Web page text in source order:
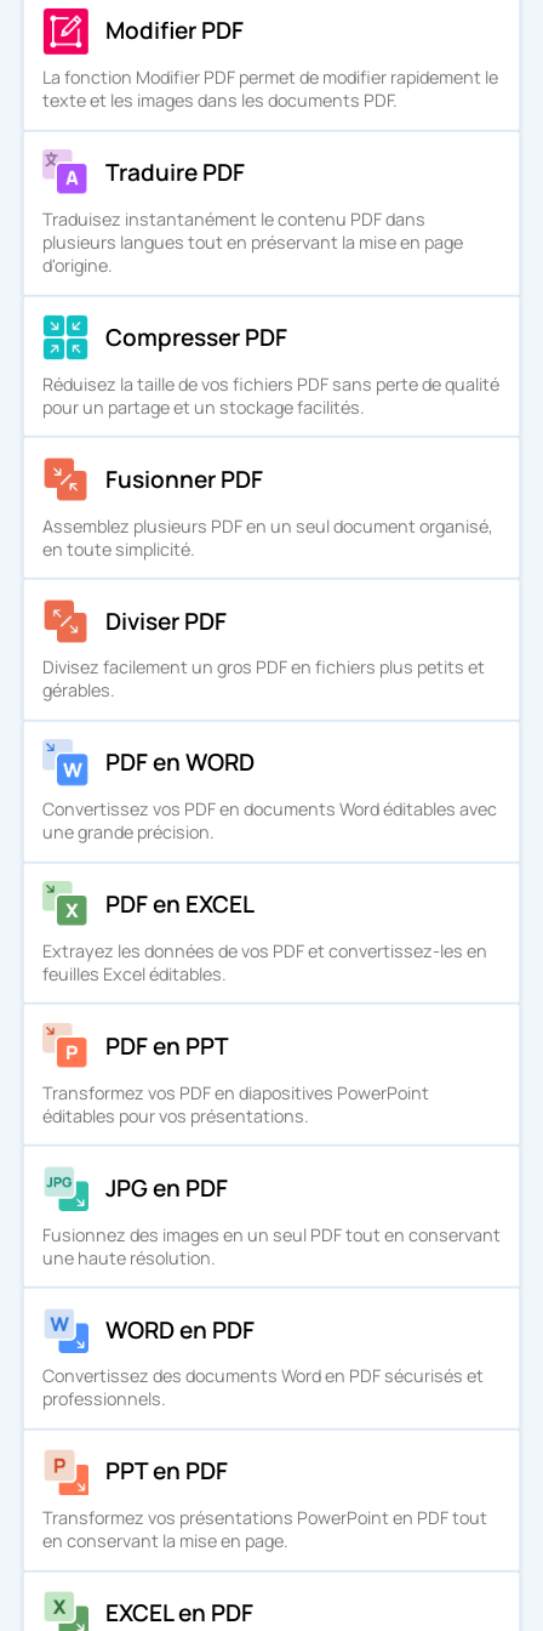
Modifier PDF
La fonction Modifier PDF permet de modifier rapidement le
texte et les images dans les documents PDF.
Traduire PDF
Traduisez instantanément le contenu PDF dans
plusieurs langues tout en préservant la mise en page
d'origine.
Compresser PDF
Réduisez la taille de vos fichiers PDF sans perte de qualité
pour un partage et un stockage facilités.
Fusionner PDF
Assemblez plusieurs PDF en un seul document organisé,
en toute simplicité.
Diviser PDF
Divisez facilement un gros PDF en fichiers plus petits et
gérables.
PDF en WORD
Convertissez vos PDF en documents Word éditables avec
une grande précision.
PDF en EXCEL
Extrayez les données de vos PDF et convertissez-les en
feuilles Excel éditables.
PDF en PPT
Transformez vos PDF en diapositives PowerPoint
éditables pour vos présentations.
JPG en PDF
Fusionnez des images en un seul PDF tout en conservant
une haute résolution.
WORD en PDF
Convertissez des documents Word en PDF sécurisés et
professionnels.
PPT en PDF
Transformez vos présentations PowerPoint en PDF tout
en conservant la mise en page.
EXCEL en PDF